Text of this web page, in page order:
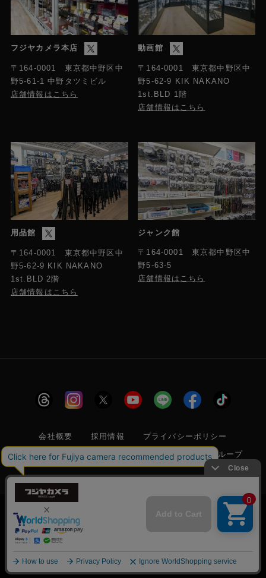
フジヤカメラ本店
〒164-0001 東京都中野区中
野5-61-1 中野タツミビル
店舗情報はこちら
動画館
〒164-0001 東京都中野区中
野5-62-9 KIK NAKANO
1st.BLD 1階
店舗情報はこちら
用品館
〒164-0001 東京都中野区中
野5-62-9 KIK NAKANO
1st.BLD 2階
店舗情報はこちら
ジャンク館
〒164-0001 東京都中野区中
野5-63-5
店舗情報はこちら
会社概要 採用情報
プライバシーポリシー
特定商取引に関する法律に基づく表示
フジヤグループ
商標登録 第5211024号 株式会社フジヤカメラ店 古物商許可番
号 東京都公安委員会 第304399601272号
© 2006 FUJIYACAMERA SHOP
当サイトでは利便性向上のためクッキー(Cookie)
を使用しています。クッキー(Cookie)の使用に関
しては「プライバシーポリシー」
をお読みくださ
い。
承諾する